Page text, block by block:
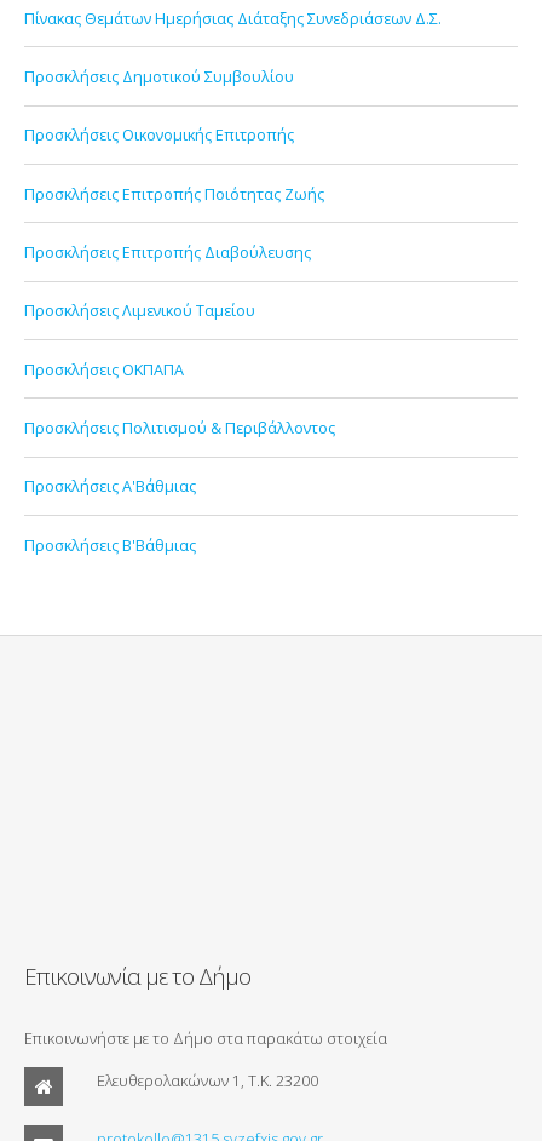
Πίνακας Θεμάτων Ημερήσιας Διάταξης Συνεδριάσεων Δ.Σ.
Προσκλήσεις Δημοτικού Συμβουλίου
Προσκλήσεις Οικονομικής Επιτροπής
Προσκλήσεις Επιτροπής Ποιότητας Ζωής
Προσκλήσεις Επιτροπής Διαβούλευσης
Προσκλήσεις Λιμενικού Ταμείου
Προσκλήσεις ΟΚΠΑΠΑ
Προσκλήσεις Πολιτισμού & Περιβάλλοντος
Προσκλήσεις Α'Βάθμιας
Προσκλήσεις Β'Βάθμιας
Επικοινωνία με το Δήμο
Επικοινωνήστε με το Δήμο στα παρακάτω στοιχεία
Ελευθερολακώνων 1, Τ.Κ. 23200